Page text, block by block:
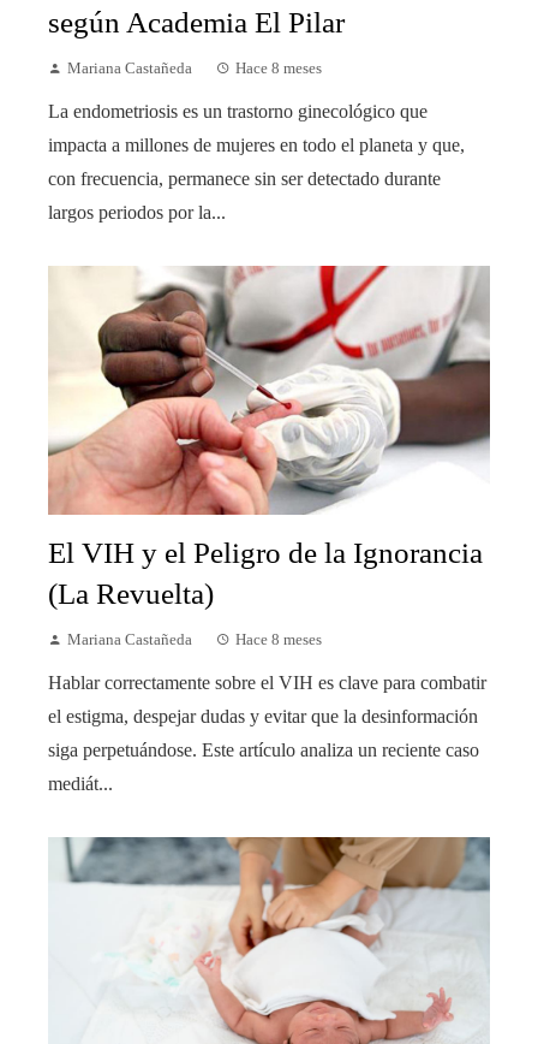
según Academia El Pilar
Mariana Castañeda Hace 8 meses
La endometriosis es un trastorno ginecológico que
impacta a millones de mujeres en todo el planeta y que,
con frecuencia, permanece sin ser detectado durante
largos periodos por la...
El VIH y el Peligro de la Ignorancia
(La Revuelta)
Mariana Castañeda Hace 8 meses
Hablar correctamente sobre el VIH es clave para combatir
el estigma, despejar dudas y evitar que la desinformación
siga perpetuándose. Este artículo analiza un reciente caso
mediát...